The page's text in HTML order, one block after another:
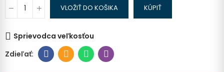
VLOŽIŤ DO KOŠIKA KÚPIŤ
Sprievodca veľkosťou